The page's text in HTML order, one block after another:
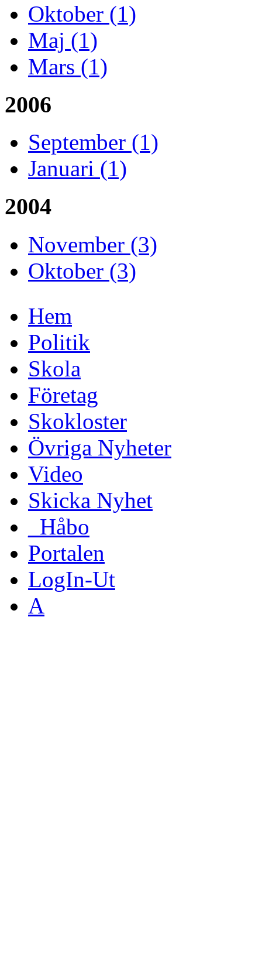
Oktober (1)
Maj (1)
Mars (1)
2006
September (1)
Januari (1)
2004
November (3)
Oktober (3)
Hem
Politik
Skola
Företag
Skokloster
Övriga Nyheter
Video
Skicka Nyhet
_Håbo
Portalen
LogIn-Ut
A